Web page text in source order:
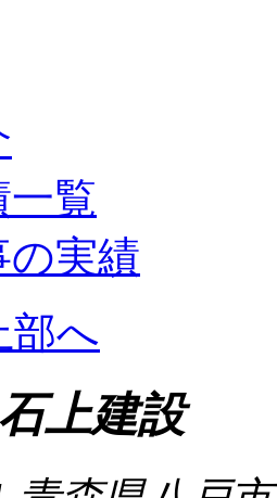
一覧
の実績
部へ
上建設